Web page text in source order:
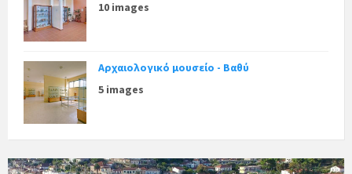
10 images
Αρχαιολογικό μουσείο - Βαθύ
5 images